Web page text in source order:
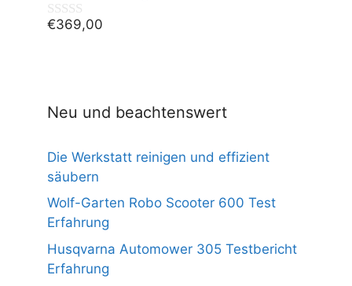
0
€369,00
Neu und beachtenswert
Die Werkstatt reinigen und effizient
säubern
Wolf-Garten Robo Scooter 600 Test
Erfahrung
Husqvarna Automower 305 Testbericht
Erfahrung